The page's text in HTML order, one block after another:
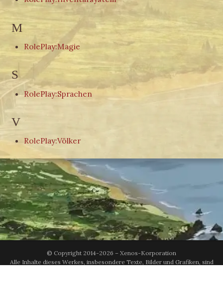
M
RolePlay:Magie
S
RolePlay:Sprachen
V
RolePlay:Völker
© Copyright 2014-2026 – Xenos-Korporation
Alle Inhalte dieses Werkes, insbesondere Texte, Bilder und Grafiken, sind